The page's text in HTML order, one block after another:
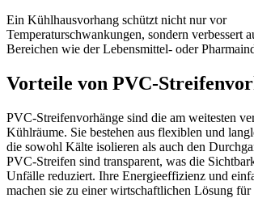
Ein Kühlhausvorhang schützt nicht nur vor
Temperaturschwankungen, sondern verbessert
Bereichen wie der Lebensmittel- oder
Vorteile von PVC-
PVC-Streifenvorhänge sind die am weitesten
Kühlräume. Sie bestehen aus flexiblen und
die sowohl Kälte isolieren als auch den
PVC-Streifen sind transparent, was die
Unfälle reduziert. Ihre Energieeffizienz und
machen sie zu einer wirtschaftlichen Lösung für